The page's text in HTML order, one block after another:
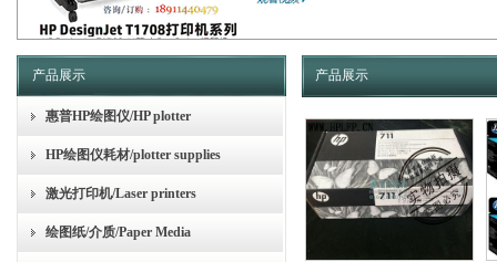
产品展示
惠普HP绘图仪/HP plotter
HP绘图仪耗材/plotter supplies
激光打印机/Laser printers
绘图纸/介质/Paper Media
产品展示